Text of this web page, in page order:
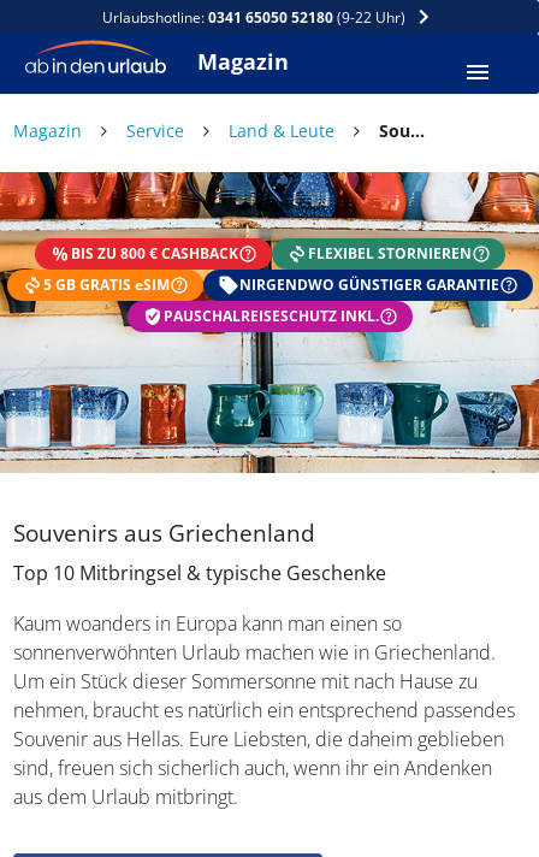
Urlaubshotline:0341 65050 52180(9-22 Uhr)
Magazin
Magazin Service Land & Leute Souvenirs aus Griechenland
BIS ZU 800 € CASHBACK
FLEXIBEL STORNIEREN
5 GB GRATIS eSIM
NIRGENDWO GÜNSTIGER GARANTIE
PAUSCHALREISESCHUTZ INKL.
Souvenirs aus Griechenland
Top 10 Mitbringsel & typische Geschenke
Kaum woanders in Europa kann man einen so
sonnenverwöhnten Urlaub machen wie in Griechenland.
Um ein Stück dieser Sommersonne mit nach Hause zu
nehmen, braucht es natürlich ein entsprechend
passendes Souvenir aus Hellas. Eure Liebsten, die
daheim geblieben sind, freuen sich sicherlich auch, wenn
ihr ein Andenken aus dem Urlaub mitbringt.
DEIN SOMMER ZAHLT SICH
AUS
Exklusiv: Nur in der ab in den urlaub App
☀️ Bis zu 1.000 € Sommer Cashback
📱 App gratis herunterladen
🧝 Konto anlegen oder einloggen
✅ Sommer Cashback ist automatisch aktiviert